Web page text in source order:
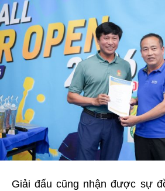
Giải đấu cũng nhận được sự